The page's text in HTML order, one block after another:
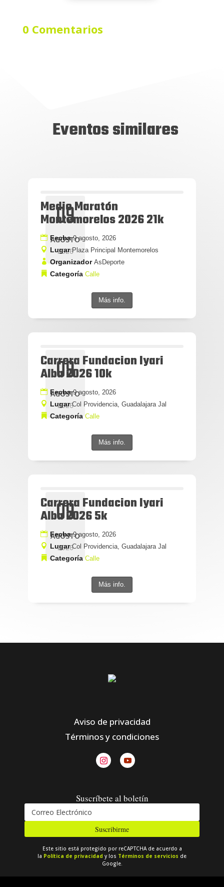
0 Comentarios
Eventos similares
09
AGOSTO
2026
Medio Maratón
Montemorelos 2026 21k
Fecha9 agosto, 2026
LugarPlaza Principal Montemorelos
Organizador AsDeporte
Categoría Calle
Más info.
09
AGOSTO
2026
Carrera Fundacion Iyari
Alba 2026 10k
Fecha9 agosto, 2026
LugarCol Providencia, Guadalajara Jal
Categoría Calle
Más info.
09
AGOSTO
2026
Carrera Fundacion Iyari
Alba 2026 5k
Fecha9 agosto, 2026
LugarCol Providencia, Guadalajara Jal
Categoría Calle
Más info.
Aviso de privacidad
Términos y condiciones
Suscríbete al boletín
Suscribirme
Este sitio está protegido por reCAPTCHA de acuerdo a
la Política de privacidad y los Términos de servicios de
Google.